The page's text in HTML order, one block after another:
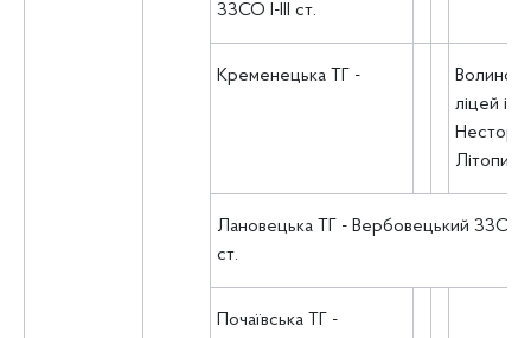
ЗЗСО І-ІІІ ст.
Кременецька ТГ -
ліцей ім.
Нестора
Лановецька ТГ - Вербовецький ЗЗСО І-
ст.
Почаївська ТГ -